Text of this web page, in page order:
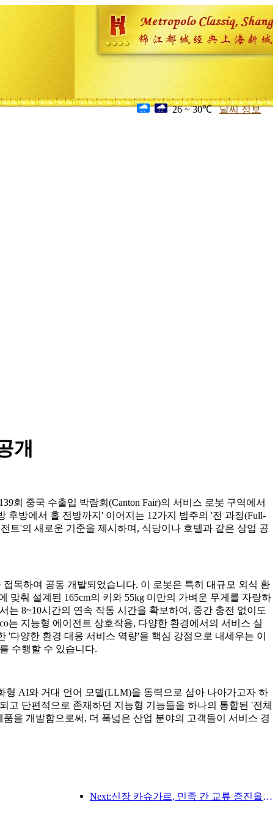
26 ~ 30℃ 날씨 정보
개
회 중국 수출입 박람회(Canton Fair)의 서비스 로봇 구역에서
후방에서 홀 전방까지' 이어지는 12가지 범주의 '전 과정(Full-
트'의 새로운 기준을 제시하며, 식당이나 호텔과 같은 상업 공
목하여 공동 개발되었습니다. 이 로봇은 특히 대규모 외식 환
춰 설계된 165cm의 키와 55kg 미만의 가벼운 무게를 자랑하
8~10시간의 연속 작동 시간을 확보하여, 중간 충전 없이도
는 지능형 에이전트 상호작용, 다양한 환경에서의 서비스 실
다양한 환경 대응 서비스 역량'을 핵심 강점으로 내세우는 이
수행할 수 있습니다.
형 AI와 거대 언어 모델(LLM)을 동력으로 삼아 나아가고자 하
단편적으로 존재하던 지능형 기능들을 하나의 통합된 '전체
을 개발함으로써, 더 폭넓은 산업 분야의 고객들이 서비스 경
Next:신장 카슈가르, 민족 간 교류 증진을 위한 관광 홍보 행사 개최